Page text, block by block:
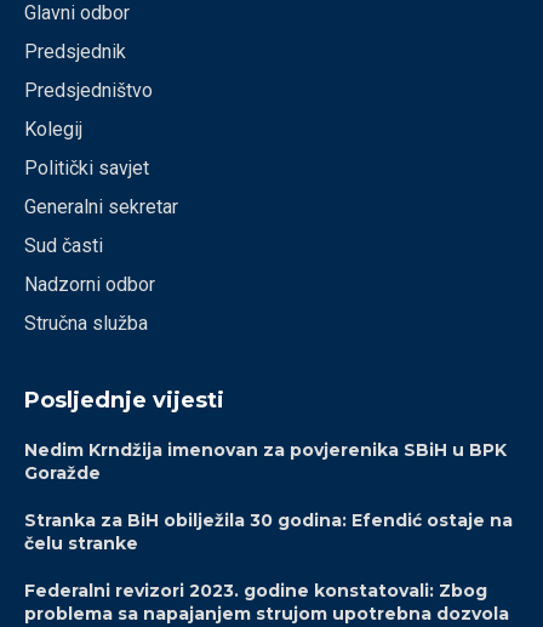
Glavni odbor
Predsjednik
Predsjedništvo
Kolegij
Politički savjet
Generalni sekretar
Sud časti
Nadzorni odbor
Stručna služba
Posljednje vijesti
Nedim Krndžija imenovan za povjerenika SBiH u BPK
Goražde
Stranka za BiH obilježila 30 godina: Efendić ostaje na
čelu stranke
Federalni revizori 2023. godine konstatovali: Zbog
problema sa napajanjem strujom upotrebna dozvola